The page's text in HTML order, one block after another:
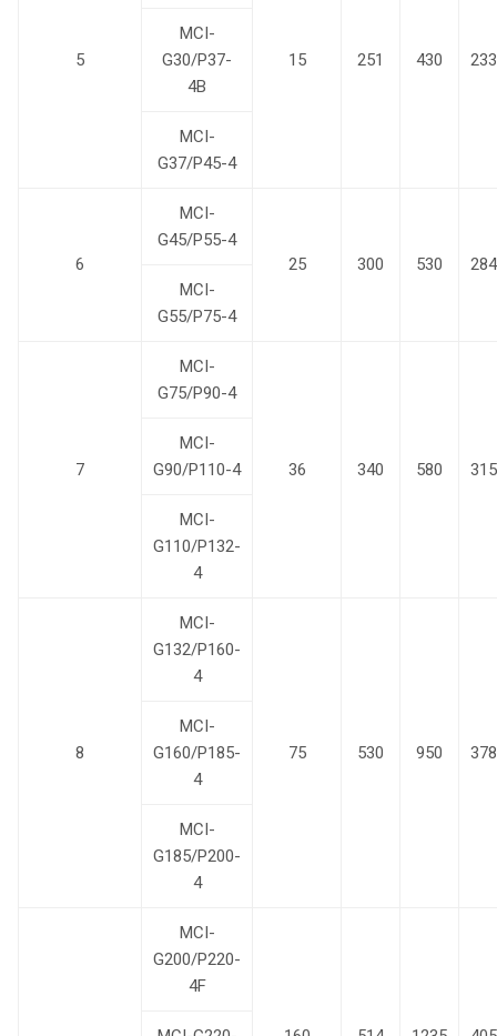
5 15 251 430 233
MCI-
G30/P37-
4B
MCI-
G37/P45-4
6
MCI-
G45/P55-4
25
300 530
284
MCI-
G55/P75-4
7
MCI-
G75/P90-4
36 340 580 315
MCI-
G90/P110-4
MCI-
G110/P132-
4
8
MCI-
G132/P160-
4
75 530 950 378
MCI-
G160/P185-
4
MCI-
G185/P200-
4
MCI-
G200/P220-
4F